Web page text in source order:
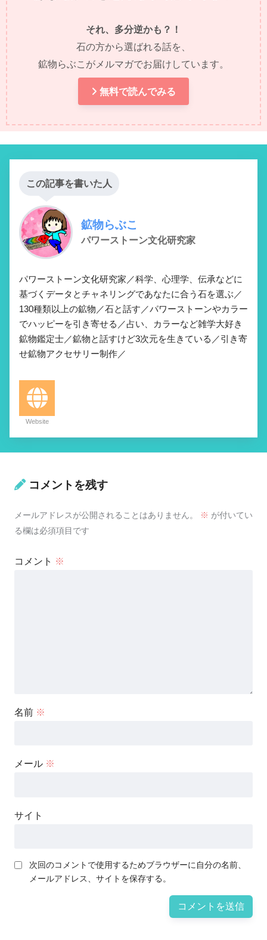
それ、多分逆かも？！
石の方から選ばれる話を、
鉱物らぶこがメルマガでお届けしています。
無料で読んでみる
この記事を書いた人
鉱物らぶこ
パワーストーン文化研究家
パワーストーン文化研究家／科学、心理学、伝承などに
基づくデータとチャネリングであなたに合う石を選ぶ／
130種類以上の鉱物／石と話す／パワーストーンやカラー
でハッピーを引き寄せる／占い、カラーなど雑学大好き
鉱物鑑定士／鉱物と話すけど3次元を生きている／引き寄
せ鉱物アクセサリー制作／
Website
コメントを残す
メールアドレスが公開されることはありません。 ※ が付いてい
る欄は必須項目です
コメント ※
名前 ※
メール ※
サイト
次回のコメントで使用するためブラウザーに自分の名前、
メールアドレス、サイトを保存する。